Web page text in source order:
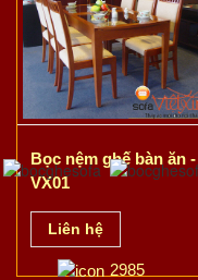
Bọc nệm ghế bàn ăn -
VX01
Liên hệ
2985